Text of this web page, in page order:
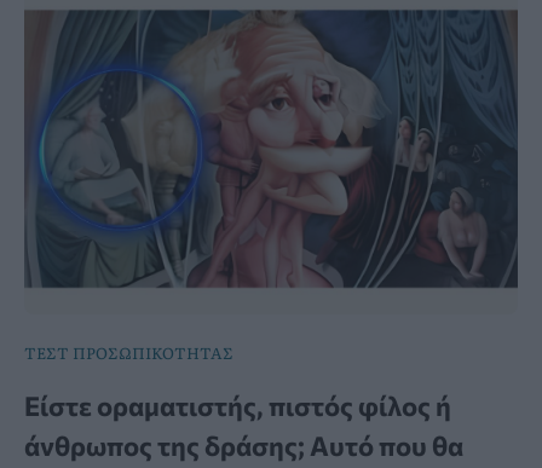
ΤΕΣΤ ΠΡΟΣΩΠΙΚΟΤΗΤΑΣ
Είστε οραματιστής, πιστός φίλος ή
άνθρωπος της δράσης; Αυτό που θα